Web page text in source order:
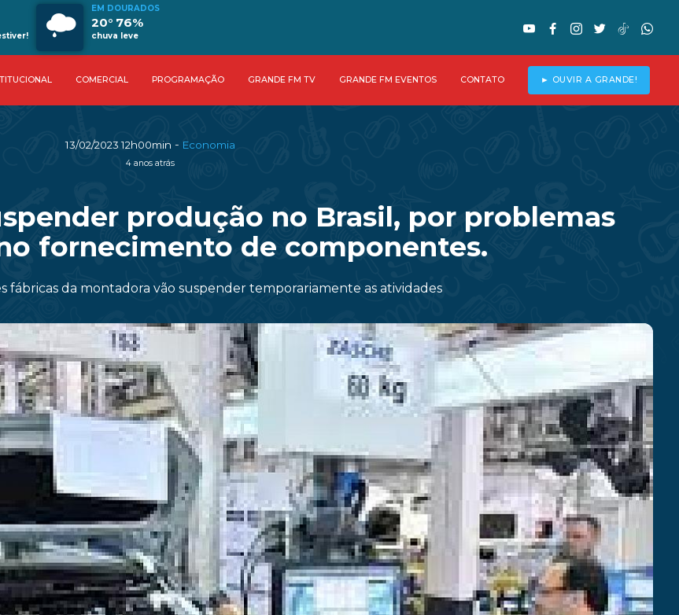
EM DOURADOS
20° 76%
chuva leve
COMERCIAL PROGRAMAÇÃO GRANDE FM TV GRANDE FM EVENTOS CONTATO ► OUVIR A GRANDE!
13/02/2023 12h00min - Economia
4 anos atrás
produção no Brasil, por problemas
fornecimento de componentes.
fábricas da montadora vão suspender temporariamente as atividades